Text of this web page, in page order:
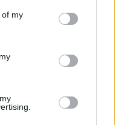
of my